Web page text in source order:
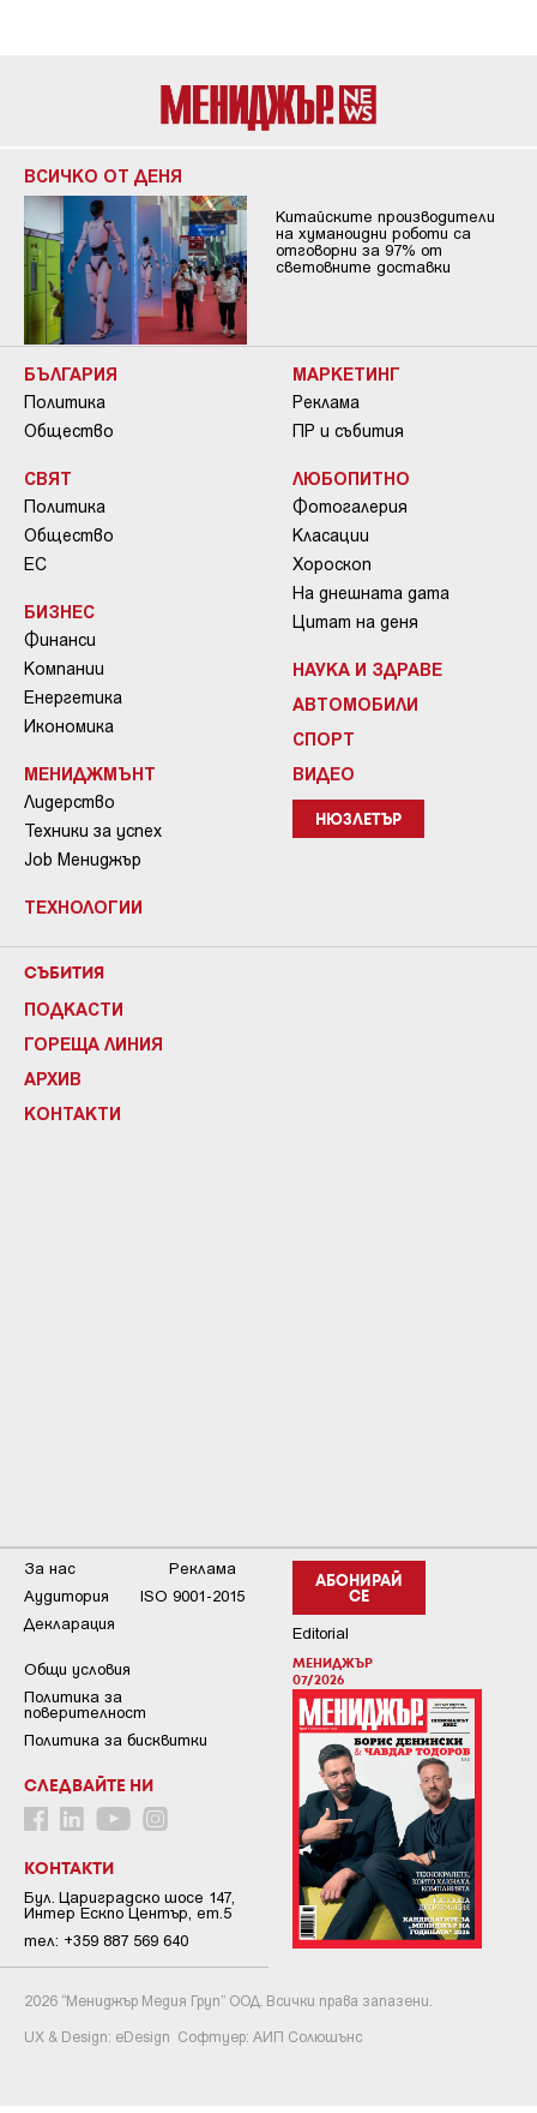
ВСИЧКО ОТ ДЕНЯ
Китайските производители
на хуманоидни роботи са
отговорни за 97% от
световните доставки
БЪЛГАРИЯ
Политика
Общество
СВЯТ
Политика
Общество
ЕС
БИЗНЕС
Финанси
Компании
Енергетика
Икономика
МЕНИДЖМЪНТ
Лидерство
Техники за успех
Job Мениджър
ТЕХНОЛОГИИ
МАРКЕТИНГ
Реклама
ПР и събития
ЛЮБОПИТНО
Фотогалерия
Класации
Хороскоп
На днешната дата
Цитат на деня
НАУКА И ЗДРАВЕ
АВТОМОБИЛИ
СПОРТ
ВИДЕО
НЮЗЛЕТЪР
СЪБИТИЯ
ПОДКАСТИ
ГОРЕЩА ЛИНИЯ
АРХИВ
КОНТАКТИ
АБОНИРАЙ
СЕ
Editorial
МЕНИДЖЪР
07/2026
За нас
Реклама
Аудитория
ISO 9001-2015
Декларация
Общи условия
Пoлитикa зa
пoвepитeлнocт
Политика за бисквитки
СЛЕДВАЙТЕ НИ
КОНТАКТИ
Бул. Цариградско шосе 147,
Интер Ескпо Център, ет.5
тел: +359 887 569 640
2026 “Мениджър Медия Груп” ООД. Всички права запазени.
UX & Design: eDesign Софтуер: АИП Солюшънс